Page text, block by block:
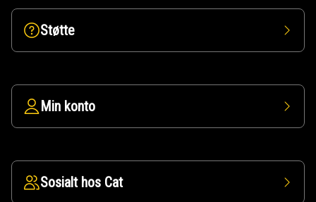
Støtte
Min konto
Sosialt hos Cat